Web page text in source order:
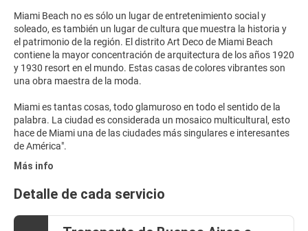
Miami Beach no es sólo un lugar de entretenimiento social y
soleado, es también un lugar de cultura que muestra la historia y
el patrimonio de la región. El distrito Art Deco de Miami Beach
contiene la mayor concentración de arquitectura de los años 1920
y 1930 resort en el mundo. Estas casas de colores vibrantes son
una obra maestra de la moda.
Miami es tantas cosas, todo glamuroso en todo el sentido de la
palabra. La ciudad es considerada un mosaico multicultural, esto
hace de Miami una de las ciudades más singulares e interesantes
Más info
Detalle de cada servicio